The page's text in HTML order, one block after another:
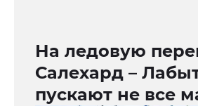
На ледовую
Салехард –
пускают не все